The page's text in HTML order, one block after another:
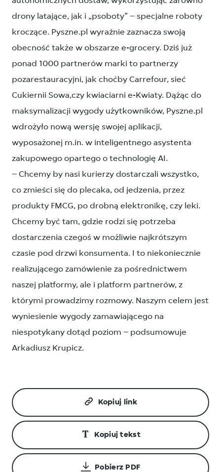
drony latające, jak i „psoboty” – specjalne roboty
kroczące. Pyszne.pl wyraźnie zaznacza swoją
obecność także w obszarze e-grocery. Dziś już
ponad 1000 partnerów marki to partnerzy
pozarestauracyjni, jak choćby Carrefour, sieć
Cukiernii Sowa,czy kwiaciarni e-Kwiaty. Dążąc do
maksymalizacji wygody użytkowników, Pyszne.pl
wdrożyło nową wersję swojej aplikacji,
wyposażonej m.in. w inteligentnego asystenta
zakupowego opartego o technologię AI.
– Chcemy by nasi kurierzy dostarczali wszystko,
co zmieści się do plecaka, od jedzenia, przez
produkty FMCG, po drobną elektronikę, czy leki.
Chcemy być tam, gdzie rodzi się potrzeba
dostarczenia czegoś w możliwie najkrótszym
czasie pod drzwi konsumenta. I to niekoniecznie
realizującego zamówienie za pośrednictwem
naszej platformy, ale i platform partnerów, z
którymi prowadzimy rozmowy. Naszym celem jest
wyniesienie wygody zamawiającego na
niespotykany dotąd poziom – podsumowuje
Arkadiusz Krupicz.
Kopiuj link
Kopiuj tekst
Pobierz PDF